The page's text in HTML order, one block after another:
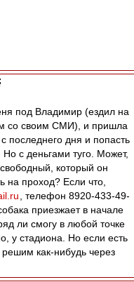
под Владимир (ездил на
со своим СМИ), и пришла
последнего дня и попасть
с деньгами туго. Может,
свободный, который он
на проход? Если что,
, телефон 8920-433-49-
приезжает в начале
ли смогу в любой точке
у стадиона. Но если есть
как-нибудь через